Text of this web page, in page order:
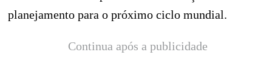
planejamento para o próximo ciclo mundial.
Continua após a publicidade